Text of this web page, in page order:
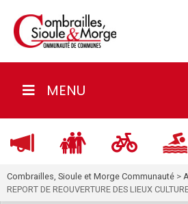
MENU
Combrailles, Sioule et Morge Communauté >
REPORT DE REOUVERTURE DES LIEUX